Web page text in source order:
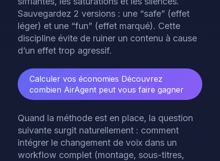
Sauvegardez 2 versions : une “safe” (effet
léger) et une “fun” (effet marqué). Cette
discipline évite de ruiner un contenu à cause
d’un effet trop agressif.
Calculer vos économies Découvrez
combien AirAgent peut vous faire gagner
Quand la méthode est en place, la question
suivante surgit naturellement : comment
intégrer le changement de voix dans un
workflow complet (montage, sous-titres,